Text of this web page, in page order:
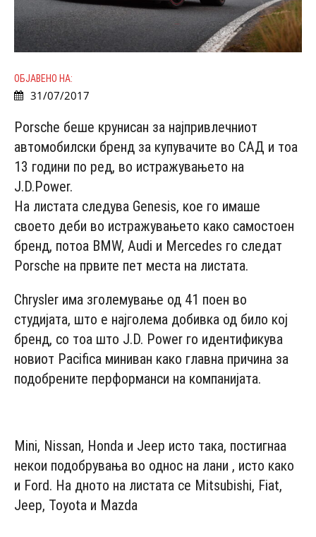
ОБЈАВЕНО НА:
31/07/2017
Porsche беше крунисан за најпривлечниот
автомобилски бренд за купувачите во САД и тоа
13 години по ред, во истражувањето на
J.D.Power.
На листата следува Genesis, кое го имаше
своето деби во истражувањето како самостоен
бренд, потоа BMW, Audi и Mercedes го следат
Porsche на првите пет места на листата.
Chrysler има зголемување од 41 поен во
студијата, што е најголема добивка од било кој
бренд, со тоа што J.D. Power го идентификува
новиот Pacifica миниван како главна причина за
подобрените перформанси на компанијата.
Mini, Nissan, Honda и Jeep исто така, постигнаа
некои подобрувања во однос на лани , исто како
и Ford. На дното на листата се Mitsubishi, Fiat,
Jeep, Toyota и Mazda